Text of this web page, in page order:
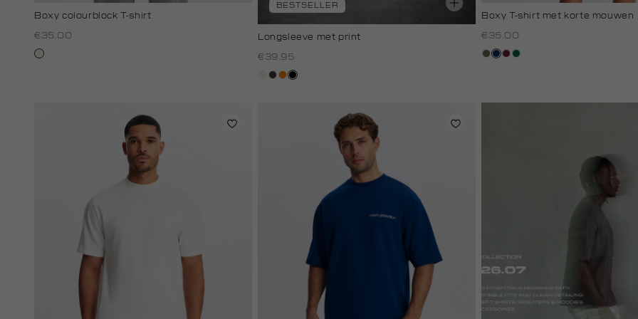
Boxy colourblock T-shirt
€35.00
wit,
BESTSELLER
Longsleeve met print
€39.95
wit,choco
oranje
zwart
Boxy T-shirt met korte mouwen
€35.00
lichtbruin
donkerblauw
bordeaux
donkergroen